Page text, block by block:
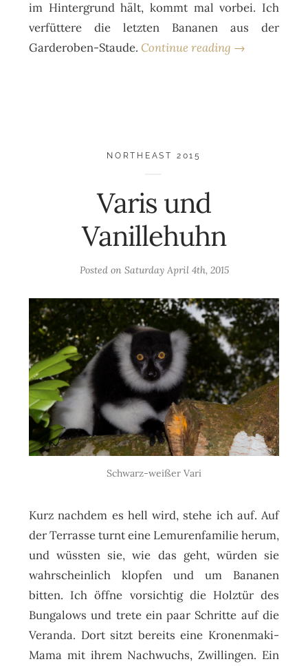
im Hintergrund hält, kommt mal vorbei. Ich
verfüttere die letzten Bananen aus der
Garderoben-Staude. Continue reading →
NORTHEAST 2015
Varis und
Vanillehuhn
Posted on Saturday April 4th, 2015
Schwarz-weißer Vari
Kurz nachdem es hell wird, stehe ich auf. Auf
der Terrasse turnt eine Lemurenfamilie herum,
und wüssten sie, wie das geht, würden sie
wahrscheinlich klopfen und um Bananen
bitten. Ich öffne vorsichtig die Holztür des
Bungalows und trete ein paar Schritte auf die
Veranda. Dort sitzt bereits eine Kronenmaki-
Mama mit ihrem Nachwuchs, Zwillingen. Ein